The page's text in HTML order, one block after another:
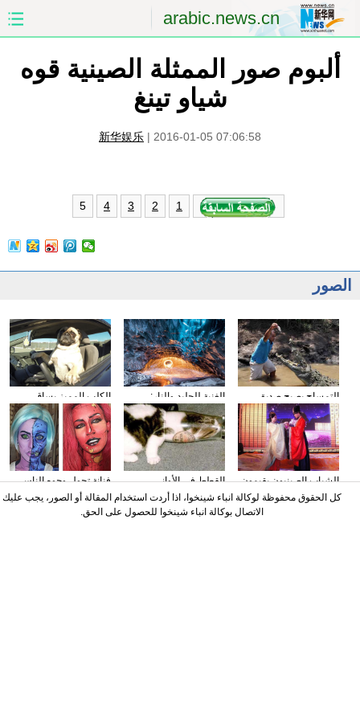
arabic.news.cn
الصين
الاقتصاد
مؤتمر صحفى للخارجية الصور
ألبوم صور الممثلة الصينية قوه
شياو تينغ
新华娱乐 | 2016-01-05 07:06:58
1
2
3
4
5
الصور
الكلب المميز يساق
السيارات
الغنية للجليد والنار:
المصور يلتقط صورا في
الأنهار الجليدية
التمساح يصبح صديق
الناس في كوستا ريكا
فنانة تحول وجوه الناس
إلى الشخصيات الكرتونية
باستخدام الماكياج
القطط في الأواني
الزجاجية
الشباب الصينيون يقيمون
حفل الزفاف وفقا لطريقة
"أسرة هان"
كل الحقوق محفوظة لوكالة انباء شينخوا، اذا أردت استخدام المقالة أو الصور، يجب عليك
الاتصال بوكالة انباء شينخوا للحصول على الحق.